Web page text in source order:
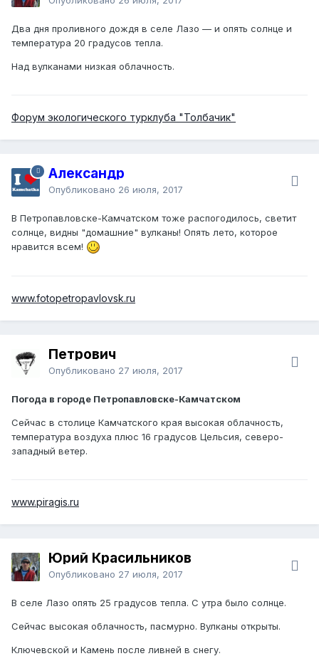
Два дня проливного дождя в селе Лазо — и опять солнце и
температура 20 градусов тепла.
Над вулканами низкая облачность.
Форум экологического турклуба "Толбачик"
Александр
Опубликовано 26 июля, 2017
В Петропавловске-Камчатском тоже распогодилось, светит
солнце, видны "домашние" вулканы! Опять лето, которое
нравится всем!
www.fotopetropavlovsk.ru
Петрович
Опубликовано 27 июля, 2017
Погода в городе Петропавловске-Камчатском
Сейчас в столице Камчатского края высокая облачность,
температура воздуха плюс 16 градусов Цельсия, северо-
западный ветер.
www.piragis.ru
Юрий Красильников
Опубликовано 27 июля, 2017
В селе Лазо опять 25 градусов тепла. С утра было солнце.
Сейчас высокая облачность, пасмурно. Вулканы открыты.
Ключевской и Камень после ливней в снегу.